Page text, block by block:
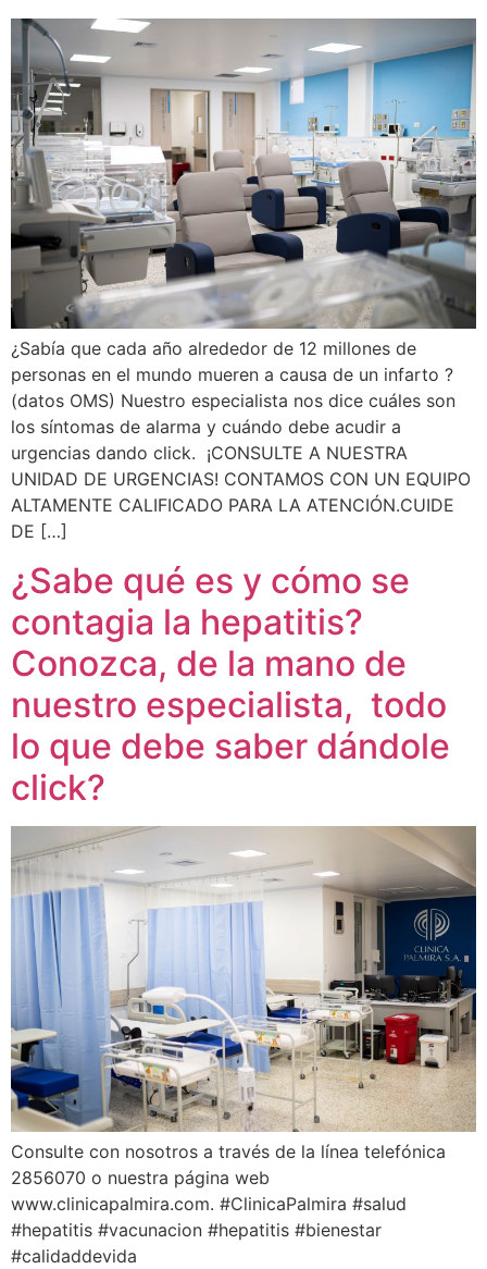
¿Sabía que cada año alrededor de 12 millones de
personas en el mundo mueren a causa de un infarto ?
(datos OMS) Nuestro especialista nos dice cuáles son
los síntomas de alarma y cuándo debe acudir a
urgencias dando click. ¡CONSULTE A NUESTRA
UNIDAD DE URGENCIAS! CONTAMOS CON UN EQUIPO
ALTAMENTE CALIFICADO PARA LA ATENCIÓN.CUIDE
DE […]
¿Sabe qué es y cómo se
contagia la hepatitis?
Conozca, de la mano de
nuestro especialista, todo
lo que debe saber dándole
click?
Consulte con nosotros a través de la línea telefónica
2856070 o nuestra página web
www.clinicapalmira.com. #ClinicaPalmira #salud
#hepatitis #vacunacion #hepatitis #bienestar
#calidaddevida